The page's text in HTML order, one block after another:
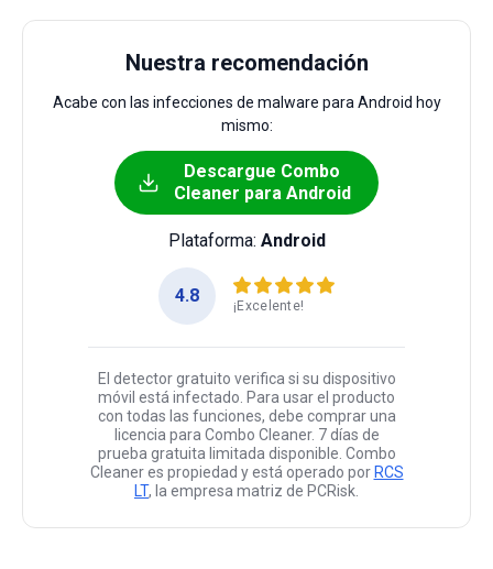
Nuestra recomendación
Acabe con las infecciones de malware para Android hoy
mismo:
Descargue Combo
Cleaner para Android
Plataforma: Android
4.8
¡Excelente!
El detector gratuito verifica si su dispositivo
móvil está infectado. Para usar el producto
con todas las funciones, debe comprar una
licencia para Combo Cleaner. 7 días de
prueba gratuita limitada disponible. Combo
Cleaner es propiedad y está operado porRCS
LT, la empresa matriz de PCRisk.